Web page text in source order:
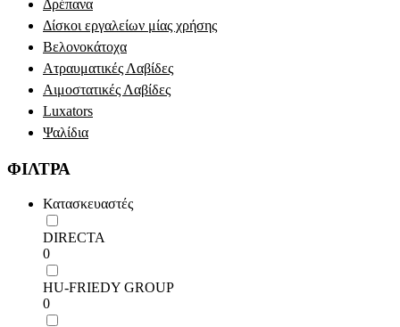
Δρέπανα
Δίσκοι εργαλείων μίας χρήσης
Βελονοκάτοχα
Ατραυματικές Λαβίδες
Αιμοστατικές Λαβίδες
Luxators
Ψαλίδια
ΦΙΛΤΡΑ
Κατασκευαστές
DIRECTA
0
HU-FRIEDY GROUP
0